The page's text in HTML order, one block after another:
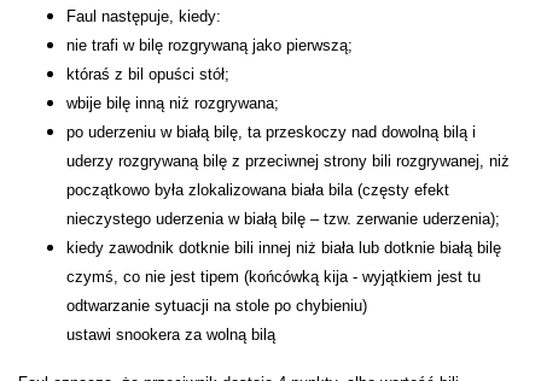
Faul następuje, kiedy:
nie trafi w bilę rozgrywaną jako pierwszą;
któraś z bil opuści stół;
wbije bilę inną niż rozgrywana;
po uderzeniu w białą bilę, ta przeskoczy nad dowolną bilą i
uderzy rozgrywaną bilę z przeciwnej strony bili rozgrywanej, niż
początkowo była zlokalizowana biała bila (częsty efekt
nieczystego uderzenia w białą bilę – tzw. zerwanie uderzenia);
kiedy zawodnik dotknie bili innej niż biała lub dotknie białą bilę
czymś, co nie jest tipem (końcówką kija - wyjątkiem jest tu
odtwarzanie sytuacji na stole po chybieniu)
ustawi snookera za wolną bilą